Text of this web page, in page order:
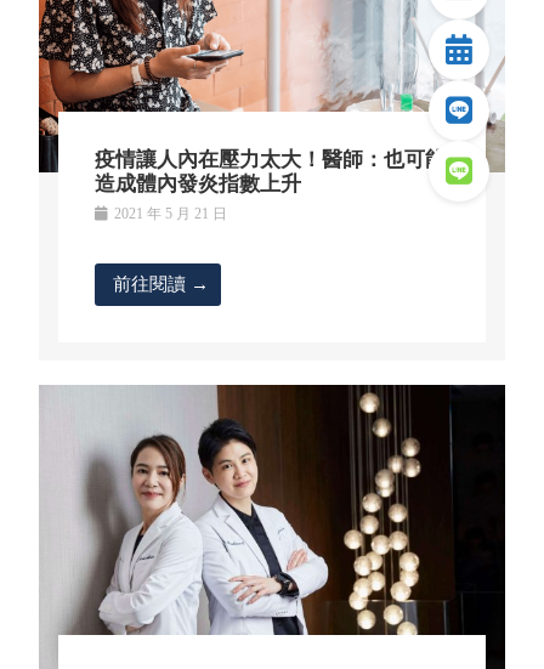
疫情讓人內在壓力太大！醫師：也可能
造成體內發炎指數上升
2021 年 5 月 21 日
前往閱讀 →